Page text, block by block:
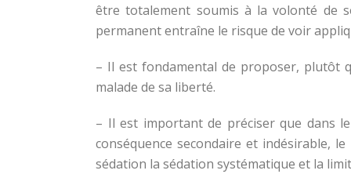
être totalement soumis à la volonté de
permanent entraîne le risque de voir
– Il est fondamental de proposer, plutôt
malade de sa liberté.
– Il est important de préciser que dans
conséquence secondaire et indésirable,
sédation la sédation systématique et la